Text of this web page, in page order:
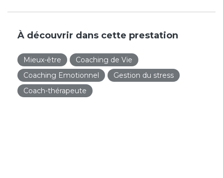
À découvrir dans cette prestation
Mieux-être
Coaching de Vie
Coaching Emotionnel
Gestion du stress
Coach-thérapeute